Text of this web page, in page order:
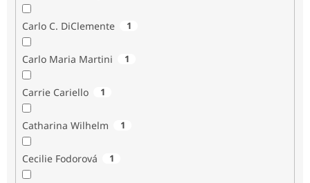
Carlo C. DiClemente 1
Carlo Maria Martini 1
Carrie Cariello 1
Catharina Wilhelm 1
Cecilie Fodorová 1